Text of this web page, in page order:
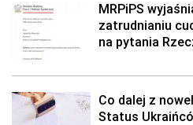
MRPiPS
zatrudnianiu
na pytania
Co dalej z
Status